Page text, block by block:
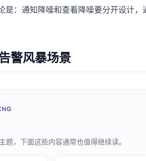
是：通知降噪和查看降噪要分开设计
警风暴场景
题，下面这些内容通常也值得继续读。